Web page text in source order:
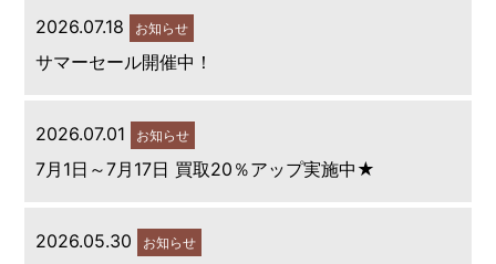
2026.07.18 お知らせ
サマーセール開催中！
2026.07.01 お知らせ
7月1日～7月17日 買取20％アップ実施中★
2026.05.30 お知らせ